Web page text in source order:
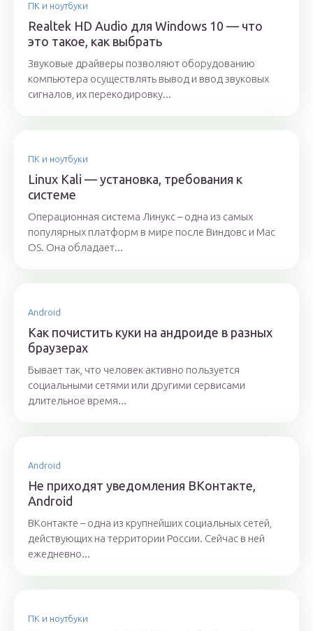
ПК и ноутбуки
Realtek HD Audio для Windows 10 — что
это такое, как выбрать
Звуковые драйверы позволяют оборудованию
компьютера осуществлять вывод и ввод звуковых
сигналов, их перекодировку...
ПК и ноутбуки
Linux Kali — установка, требования к
системе
Операционная система Линукс – одна из самых
популярных платформ в мире после Виндовс и Mac
OS. Она обладает...
Android
Как почистить куки на андроиде в разных
браузерах
Бывает так, что человек активно пользуется
социальными сетями или другими сервисами
длительное время...
Android
Не приходят уведомления ВКонтакте,
Android
ВКонтакте – одна из крупнейших социальных сетей,
действующих на территории России. Сейчас в ней
ежедневно...
ПК и ноутбуки